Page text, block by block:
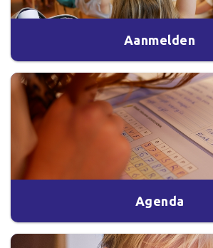
Aanmelden
Agenda